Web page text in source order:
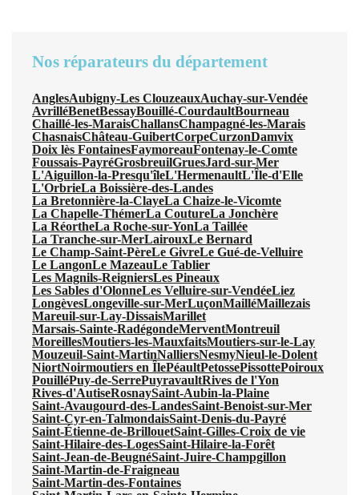
Nos réparateurs du département
AnglesAubigny-Les ClouzeauxAuchay-sur-Vendée
AvrilléBenetBessayBouillé-CourdaultBourneau
Chaillé-les-MaraisChallansChampagné-les-Marais
ChasnaisChâteau-GuibertCorpeCurzonDamvix
Doix lès FontainesFaymoreauFontenay-le-Comte
Foussais-PayréGrosbreuilGruesJard-sur-Mer
L'Aiguillon-la-Presqu'îleL'HermenaultL'Île-d'Elle
L'OrbrieLa Boissière-des-Landes
La Bretonnière-la-ClayeLa Chaize-le-Vicomte
La Chapelle-ThémerLa CoutureLa Jonchère
La RéortheLa Roche-sur-YonLa Taillée
La Tranche-sur-MerLairouxLe Bernard
Le Champ-Saint-PèreLe GivreLe Gué-de-Velluire
Le LangonLe MazeauLe Tablier
Les Magnils-ReigniersLes Pineaux
Les Sables d'OlonneLes Velluire-sur-VendéeLiez
LongèvesLongeville-sur-MerLuçonMailléMaillezais
Mareuil-sur-Lay-DissaisMarillet
Marsais-Sainte-RadégondeMerventMontreuil
MoreillesMoutiers-les-MauxfaitsMoutiers-sur-le-Lay
Mouzeuil-Saint-MartinNalliersNesmyNieul-le-Dolent
NiortNoirmoutiers en ÎlePéaultPetossePissottePoiroux
PouilléPuy-de-SerrePuyravaultRives de l'Yon
Rives-d'AutiseRosnaySaint-Aubin-la-Plaine
Saint-Avaugourd-des-LandesSaint-Benoist-sur-Mer
Saint-Cyr-en-TalmondaisSaint-Denis-du-Payré
Saint-Étienne-de-BrillouetSaint-Gilles-Croix de vie
Saint-Hilaire-des-LogesSaint-Hilaire-la-Forêt
Saint-Jean-de-BeugnéSaint-Juire-Champgillon
Saint-Martin-de-Fraigneau
Saint-Martin-des-Fontaines